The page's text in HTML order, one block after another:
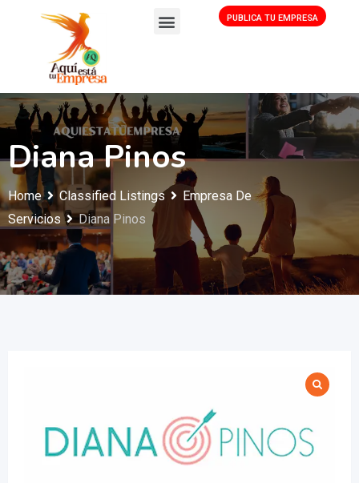
PUBLICA TU EMPRESA
Diana Pinos
Home Classified Listings
Empresa De
Servicios
Diana Pinos